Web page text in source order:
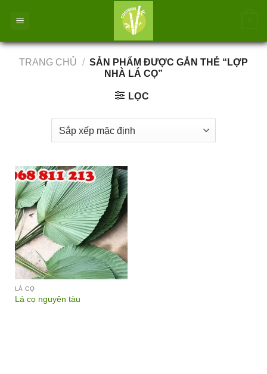
TRANG CHỦ / SẢN PHẨM ĐƯỢC GẮN THẺ “LỢP
NHÀ LÁ CỌ”
LỌC
LÁ CỌ
Lá cọ nguyên tàu